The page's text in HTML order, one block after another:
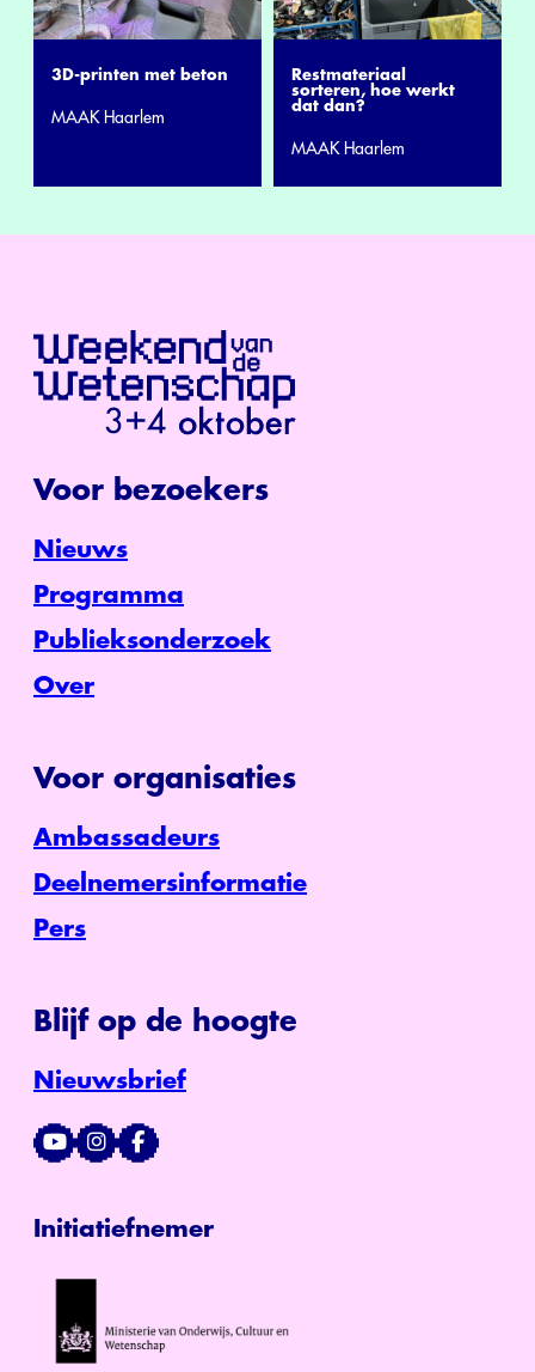
3D-printen met beton
MAAK Haarlem
Restmateriaal
sorteren, hoe werkt
dat dan?
MAAK Haarlem
Voor bezoekers
Nieuws
Programma
Publieksonderzoek
Over
Voor organisaties
Ambassadeurs
Deelnemersinformatie
Pers
Blijf op de hoogte
Nieuwsbrief
Initiatiefnemer